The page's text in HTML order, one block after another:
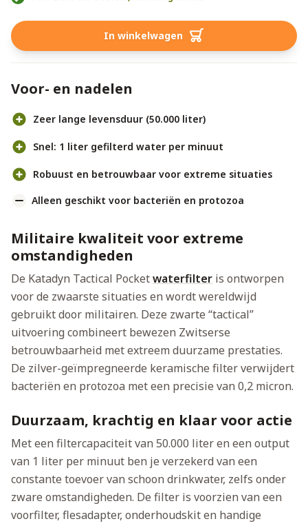
In winkelwagen
Voor- en nadelen
Zeer lange levensduur (50.000 liter)
Snel: 1 liter gefilterd water per minuut
Robuust en betrouwbaar voor extreme situaties
Alleen geschikt voor bacteriën en protozoa
Militaire kwaliteit voor extreme
omstandigheden
De Katadyn Tactical Pocketwaterfilter is ontworpen
voor de zwaarste situaties en wordt wereldwijd
gebruikt door militairen. Deze zwarte “tactical”
uitvoering combineert bewezen Zwitserse
betrouwbaarheid met extreem duurzame prestaties.
De zilver-geïmpregneerde keramische filter verwijdert
bacteriën en protozoa met een precisie van 0,2 micron.
Duurzaam, krachtig en klaar voor actie
Met een filtercapaciteit van 50.000 liter en een output
van 1 liter per minuut ben je verzekerd van een
constante toevoer van schoon drinkwater, zelfs onder
zware omstandigheden. De filter is voorzien van een
voorfilter, flesadapter, onderhoudskit en handige